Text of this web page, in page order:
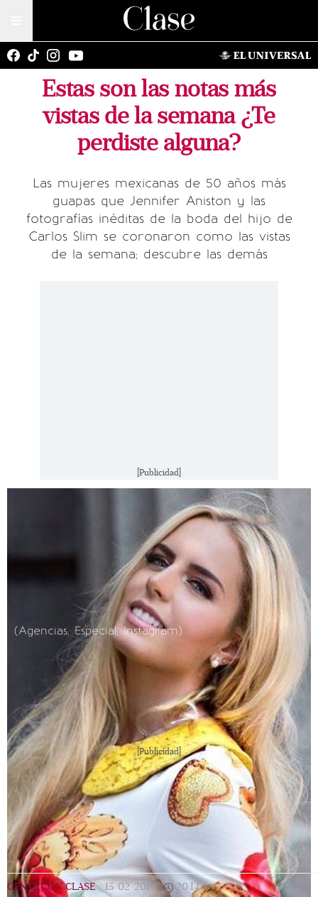
Estas son las notas más
vistas de la semana ¿Te
perdiste alguna?
Las mujeres mexicanas de 50 años más
guapas que Jennifer Aniston y las
fotografías inéditas de la boda del hijo de
Carlos Slim se coronaron como las vistas
de la semana; descubre las demás
[Publicidad]
(Agencias, Especial, Instagram)
[Publicidad]
GENTE CON CLASE | 15/02/2019 | 20:14 |